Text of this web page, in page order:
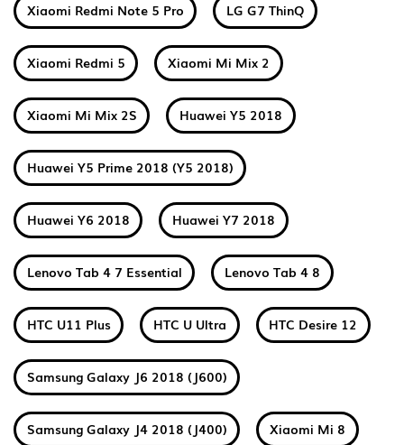
Xiaomi Redmi Note 5 Pro LG G7 ThinQ
Xiaomi Redmi 5 Xiaomi Mi Mix 2
Xiaomi Mi Mix 2S Huawei Y5 2018
Huawei Y5 Prime 2018 (Y5 2018)
Huawei Y6 2018 Huawei Y7 2018
Lenovo Tab 4 7 Essential Lenovo Tab 4 8
HTC U11 Plus HTC U Ultra HTC Desire 12
Samsung Galaxy J6 2018 (J600)
Samsung Galaxy J4 2018 (J400) Xiaomi Mi 8